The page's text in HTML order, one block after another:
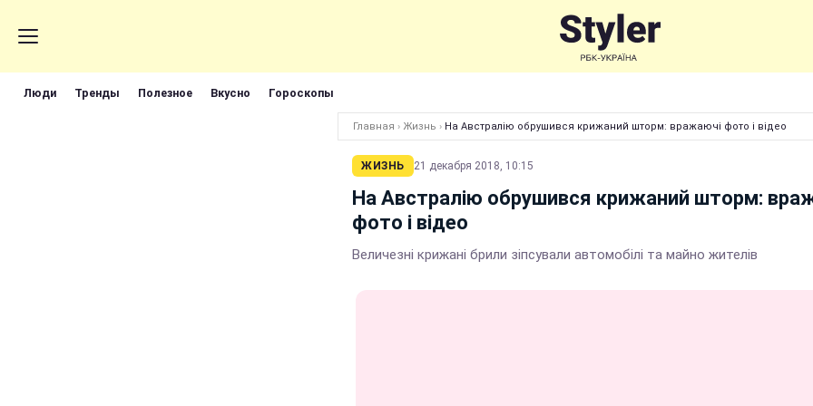
Люди Тренды Полезное Вкусно Гороскопы
Главная › Жизнь › На Австралію обрушився крижаний шторм: вражаючі фото і відео
ЖИЗНЬ 21 декабря 2018, 10:15
На Австралію обрушився крижаний шторм:
фото і відео
Величезні крижані брили зіпсували автомобілі та майно жителів